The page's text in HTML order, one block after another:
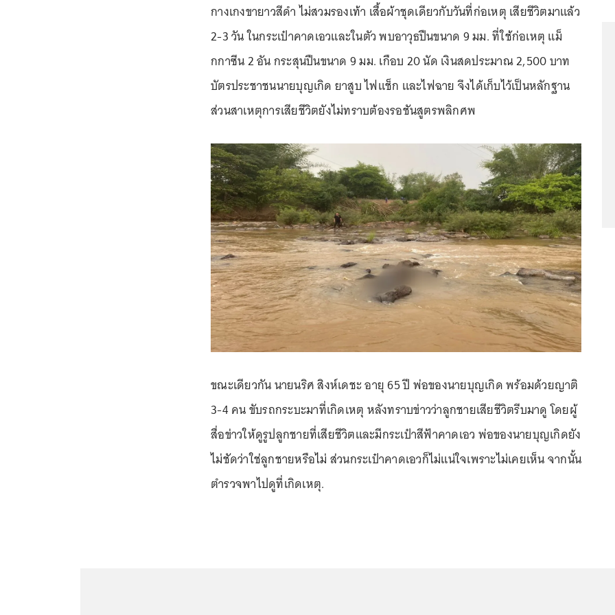
กางเกงขายาวสีดำ ไม่สวมรองเท้า เสื้อผ้าชุดเดียวกับวันที่ก่อเหตุ เสียชีวิตมาแล้ว
2-3 วัน ในกระเป๋าคาดเอวและในตัว พบอาวุธปืนขนาด 9 มม. ที่ใช้ก่อเหตุ แม็
กกาซีน 2 อัน กระสุนปืนขนาด 9 มม. เกือบ 20 นัด เงินสดประมาณ 2,500 บาท
บัตรประชาชนนายบุญเกิด ยาสูบ ไฟแช็ก และไฟฉาย จึงได้เก็บไว้เป็นหลักฐาน
ส่วนสาเหตุการเสียชีวิตยังไม่ทราบต้องรอชันสูตรพลิกศพ
ขณะเดียวกัน นายนริศ สิงห์เดชะ อายุ 65 ปี พ่อของนายบุญเกิด พร้อมด้วยญาติ
3-4 คน ขับรถกระบะมาที่เกิดเหตุ หลังทราบข่าวว่าลูกชายเสียชีวิตรีบมาดู โดยผู้
สื่อข่าวให้ดูรูปลูกชายที่เสียชีวิตและมีกระเป๋าสีฟ้าคาดเอว พ่อของนายบุญเกิดยัง
ไม่ชัดว่าใช่ลูกชายหรือไม่ ส่วนกระเป๋าคาดเอวก็ไม่แน่ใจเพราะไม่เคยเห็น จากนั้น
ตำรวจพาไปดูที่เกิดเหตุ.